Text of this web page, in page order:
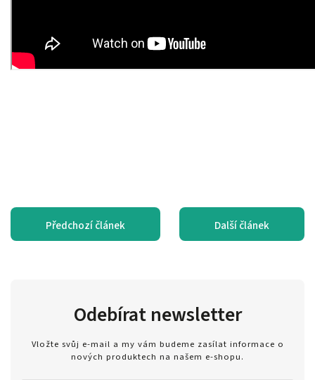
Předchozí článek Další článek
Odebírat newsletter
Vložte svůj e-mail a my vám budeme zasílat informace o
nových produktech na našem e-shopu.